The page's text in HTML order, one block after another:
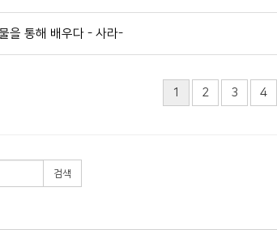
을 통해 배우다 - 사라-
1 2 3 4
검색